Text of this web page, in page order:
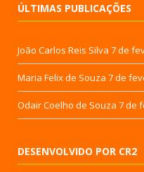
ÚLTIMAS PUBLICAÇÕES
João Carlos Reis Silva 7 de
Maria Felix de Souza 7 de
Odair Coelho de Souza 7 de
DESENVOLVIDO POR CR2